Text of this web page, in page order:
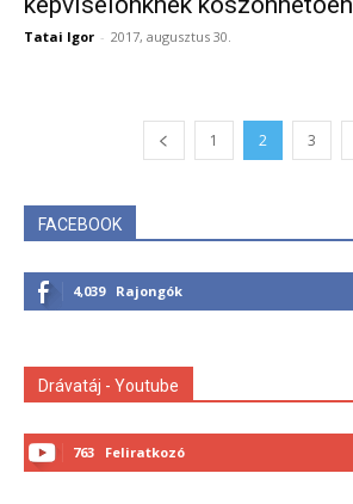
Tatai Igor - 2017, augusztus 30.
1 2 3
FACEBOOK
4,039 Rajongók
Drávatáj - Youtube
763 Feliratkozó